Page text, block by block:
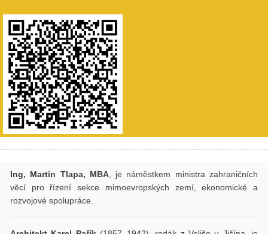
Ing, Martin Tlapa, MBA, je náměstkem ministra zahraničních
věcí pro řízení sekce mimoevropských zemí, ekonomické a
rozvojové spolupráce.